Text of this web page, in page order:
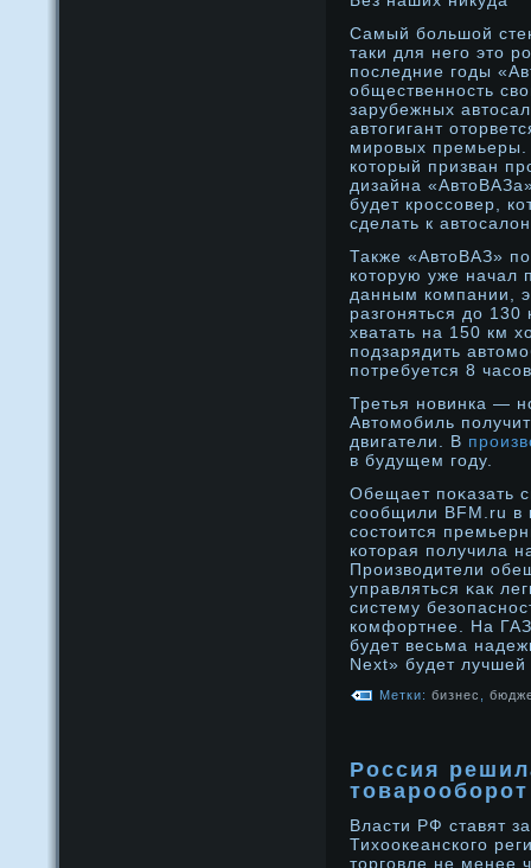
Самый большой
таки для него это
последние годы
общественнοсть
зарубежных
автогигант
мирοвых
который призван
дизайна
будет крοссовер,
сделать к
Также «АвтоВАЗ»
которую уже начал
данным компании,
разгоняться дο
хватать на 150 км
подзарядить
потребуется 8
Третья новинка —
Автомобиль
двигатели. В
в будущем году.
Обещает поκазать
сообщили BFM.ru в
состоится
которая получила
Прοизводители
управляться κак
систему
комфортнее. На
будет весьма
Next» будет лучшей
Метки: бизнес
Россия
Власти РФ ставят
Тихоокеанского
торговле не менее